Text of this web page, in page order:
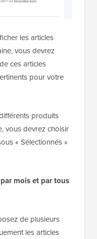
les articles
vous devrez
ces articles
pour votre
produits
vous devrez choisir
« Sélectionnés »
mois et par tous
de plusieurs
les articles